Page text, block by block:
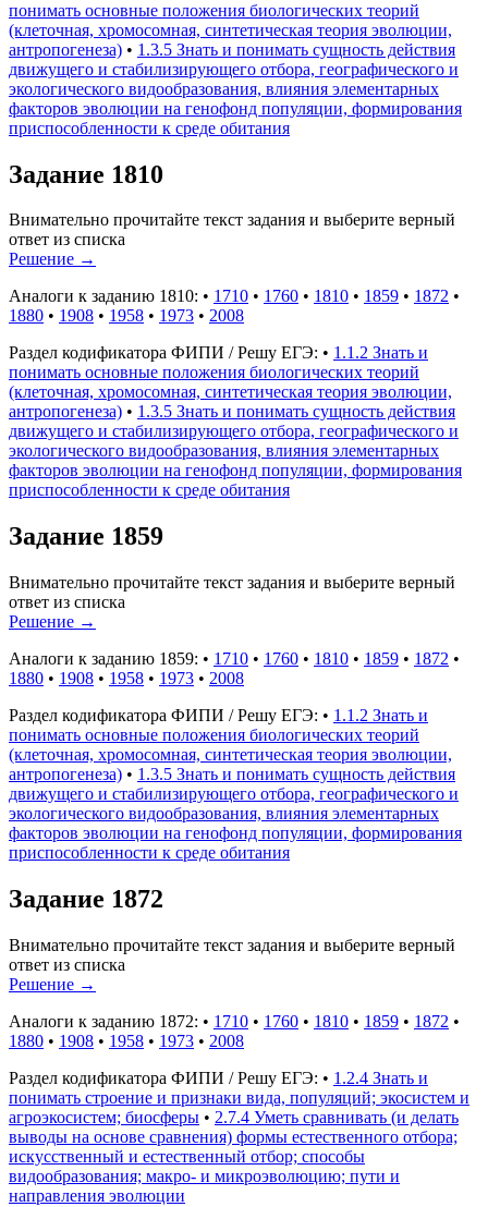
понимать основные положения биологических теорий
(клеточная, хромосомная, синтетическая теория эволюции,
антропогенеза) • 1.3.5 Знать и понимать сущность действия
движущего и стабилизирующего отбора, географического и
экологического видообразования, влияния элементарных
факторов эволюции на генофонд популяции, формирования
приспособленности к среде обитания
Задание 1810
Внимательно прочитайте текст задания и выберите верный
ответ из списка
Решение →
Аналоги к заданию 1810: • 1710 • 1760 • 1810 • 1859 • 1872 •
1880 • 1908 • 1958 • 1973 • 2008
Раздел кодификатора ФИПИ / Решу ЕГЭ: • 1.1.2 Знать и
понимать основные положения биологических теорий
(клеточная, хромосомная, синтетическая теория эволюции,
антропогенеза) • 1.3.5 Знать и понимать сущность действия
движущего и стабилизирующего отбора, географического и
экологического видообразования, влияния элементарных
факторов эволюции на генофонд популяции, формирования
приспособленности к среде обитания
Задание 1859
Внимательно прочитайте текст задания и выберите верный
ответ из списка
Решение →
Аналоги к заданию 1859: • 1710 • 1760 • 1810 • 1859 • 1872 •
1880 • 1908 • 1958 • 1973 • 2008
Раздел кодификатора ФИПИ / Решу ЕГЭ: • 1.1.2 Знать и
понимать основные положения биологических теорий
(клеточная, хромосомная, синтетическая теория эволюции,
антропогенеза) • 1.3.5 Знать и понимать сущность действия
движущего и стабилизирующего отбора, географического и
экологического видообразования, влияния элементарных
факторов эволюции на генофонд популяции, формирования
приспособленности к среде обитания
Задание 1872
Внимательно прочитайте текст задания и выберите верный
ответ из списка
Решение →
Аналоги к заданию 1872: • 1710 • 1760 • 1810 • 1859 • 1872 •
1880 • 1908 • 1958 • 1973 • 2008
Раздел кодификатора ФИПИ / Решу ЕГЭ: • 1.2.4 Знать и
понимать строение и признаки вида, популяций; экосистем и
агроэкосистем; биосферы • 2.7.4 Уметь сравнивать (и делать
выводы на основе сравнения) формы естественного отбора;
искусственный и естественный отбор; способы
видообразования; макро- и микроэволюцию; пути и
направления эволюции